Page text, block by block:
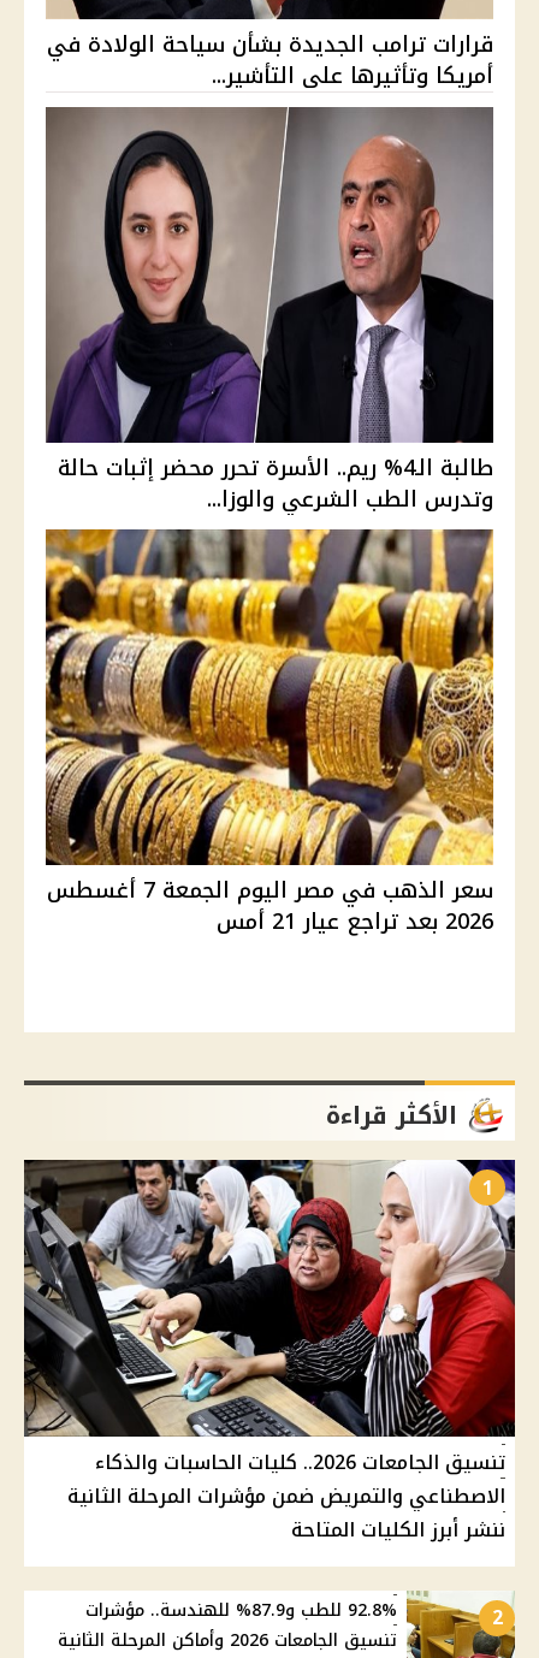
قرارات ترامب الجديدة بشأن سياحة الولادة في
أمريكا وتأثيرها على التأشير...
طالبة الـ4% ريم.. الأسرة تحرر محضر إثبات حالة
وتدرس الطب الشرعي والوزا...
سعر الذهب في مصر اليوم الجمعة 7 أغسطس
2026 بعد تراجع عيار 21 أمس
الأكثر قراءة
1
تنسيق الجامعات 2026.. كليات الحاسبات والذكاء
الاصطناعي والتمريض ضمن مؤشرات المرحلة الثانية
ننشر أبرز الكليات المتاحة
2
92.8% للطب و87.9% للهندسة.. مؤشرات
تنسيق الجامعات 2026 وأماكن المرحلة الثانية